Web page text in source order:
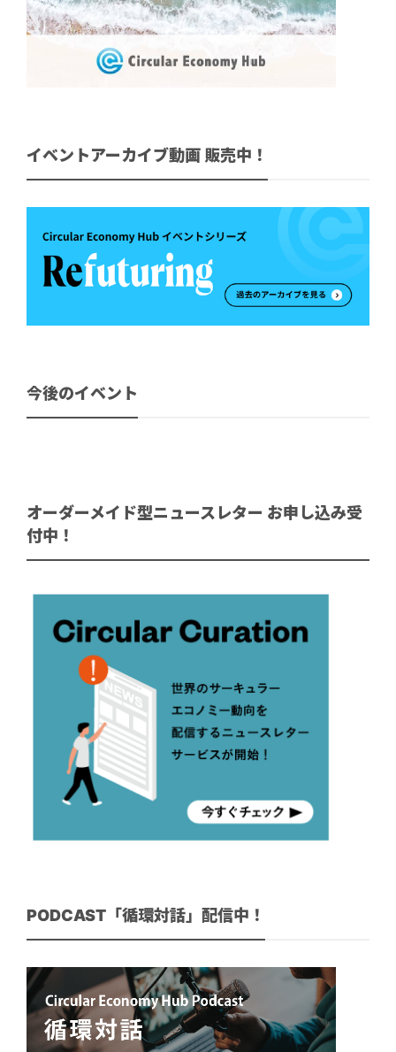
イベントアーカイブ動画 販売中！
今後のイベント
オーダーメイド型ニュースレター お申し込み受
付中！
PODCAST「循環対話」配信中！